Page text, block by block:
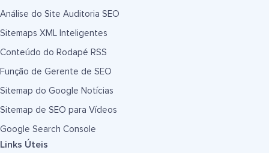
Análise do Site Auditoria SEO
Sitemaps XML Inteligentes
Conteúdo do Rodapé RSS
Função de Gerente de SEO
Sitemap do Google Notícias
Sitemap de SEO para Vídeos
Google Search Console
Links Úteis